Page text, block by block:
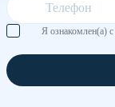
Я ознакомлен(а) с